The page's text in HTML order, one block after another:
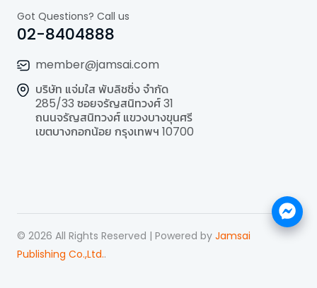
Got Questions? Call us
02-8404888
member@jamsai.com
บริษัท แจ่มใส พับลิชชิ่ง จำกัด
285/33 ซอยจรัญสนิทวงศ์ 31
ถนนจรัญสนิทวงศ์ แขวงบางขุนศรี
เขตบางกอกน้อย กรุงเทพฯ 10700
© 2026 All Rights Reserved | Powered by Jamsai
Publishing Co.,Ltd..